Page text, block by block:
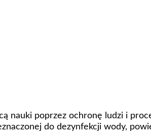
nauki poprzez ochronę ludzi i
do dezynfekcji wody,